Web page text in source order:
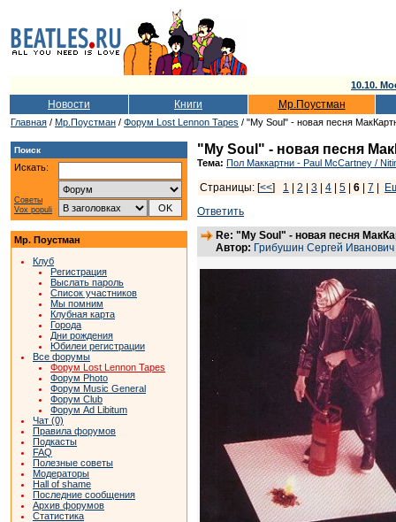
10.10.
Новости Книги Мр.Поустман
Главная / Мр.Поустман / Форум Lost Lennon Tapes / "My Soul" - новая песня
Поиск
Искать:
Советы
Vox populi
Мр. Поустман
Клуб
Регистрация
Выслать пароль
Список участников
Мы помним
Клубная карта
Города
Дни рождения
Юбилеи регистрации
Все форумы
Форум Lost Lennon Tapes
Форум Photo
Форум Music General
Форум Club
Форум Ad Libitum
Чат (0)
Правила форумов
Подкасты
FAQ
Полезные советы
Модераторы
Hall of shame
Последние сообщения
Архив форумов
Статистика
"My Soul" - новая песня
Тема: Пол Маккартни - Paul McCartney /
Страницы: [<<] 1 2 3 4 5 6 7
Ответить
Re: "My Soul" - новая песня
Автор: Грибушин Сергей Иванович